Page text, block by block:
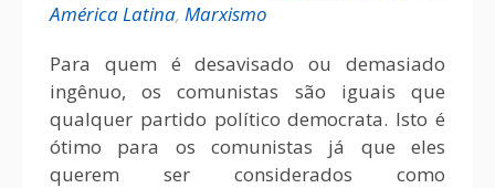
América Latina, Marxismo
Para quem é desavisado ou demasiado
ingênuo, os comunistas são iguais que
qualquer partido político democrata. Isto é
ótimo para os comunistas já que eles
querem ser considerados como